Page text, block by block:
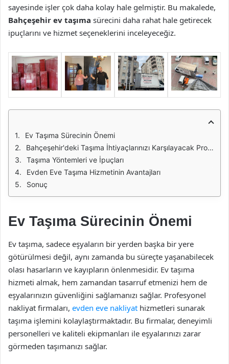
sayesinde işler çok daha kolay hale gelmiştir. Bu makalede,
Bahçeşehir ev taşıma sürecini daha rahat hale getirecek
ipuçlarını ve hizmet seçeneklerini inceleyeceğiz.
Ev Taşıma Sürecinin Önemi
Bahçeşehir'deki Taşıma İhtiyaçlarınızı Karşılayacak Profesyonel Hizmetler
Taşıma Yöntemleri ve İpuçları
Evden Eve Taşıma Hizmetinin Avantajları
Sonuç
Ev Taşıma Sürecinin Önemi
Ev taşıma, sadece eşyaların bir yerden başka bir yere
götürülmesi değil, aynı zamanda bu süreçte yaşanabilecek
olası hasarların ve kayıpların önlenmesidir. Ev taşıma
hizmeti almak, hem zamandan tasarruf etmenizi hem de
eşyalarınızın güvenliğini sağlamanızı sağlar. Profesyonel
nakliyat firmaları, evden eve nakliyat hizmetleri sunarak
taşıma işlemini kolaylaştırmaktadır. Bu firmalar, deneyimli
personelleri ve kaliteli ekipmanları ile eşyalarınızı zarar
görmeden taşımanızı sağlar.